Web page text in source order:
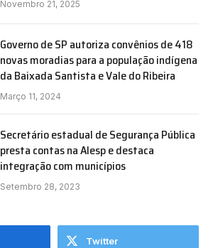
Novembro 21, 2025
Governo de SP autoriza convênios de 418
novas moradias para a população indígena
da Baixada Santista e Vale do Ribeira
Março 11, 2024
Secretário estadual de Segurança Pública
presta contas na Alesp e destaca
integração com municípios
Setembro 28, 2023
Twitter